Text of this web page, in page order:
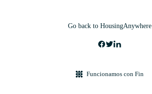
Go back to HousingAnywhere
Funcionamos con Fin